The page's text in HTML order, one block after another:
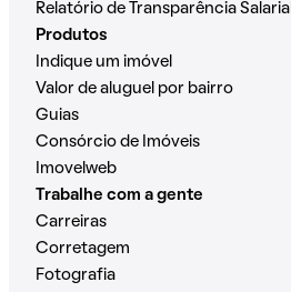
Relatório de Transparência Salarial
Produtos
Indique um imóvel
Valor de aluguel por bairro
Guias
Consórcio de Imóveis
Imovelweb
Trabalhe com a gente
Carreiras
Corretagem
Fotografia